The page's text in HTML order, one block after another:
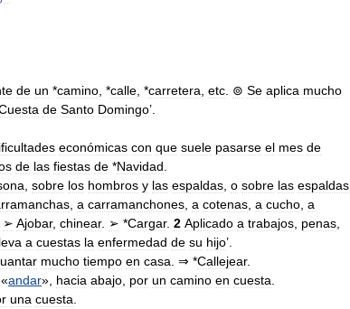
de un *camino , *calle , *carretera etc ⊚ Se aplica mucho
de Santo Domingo’.
económicas con que suele pasarse el mes de
de las fiestas de *Navidad
sobre los hombros y las espaldas o sobre las espaldas
a carramanchones a cotenas a cucho a
➢ Ajobar, chinear. ➢ *Cargar. 2 Aplicado a trabajos penas
a cuestas la enfermedad de su hijo’.
mucho tiempo en casa . ⇒ *Callejear.
«andar», hacia abajo por un camino en cuesta
una cuesta